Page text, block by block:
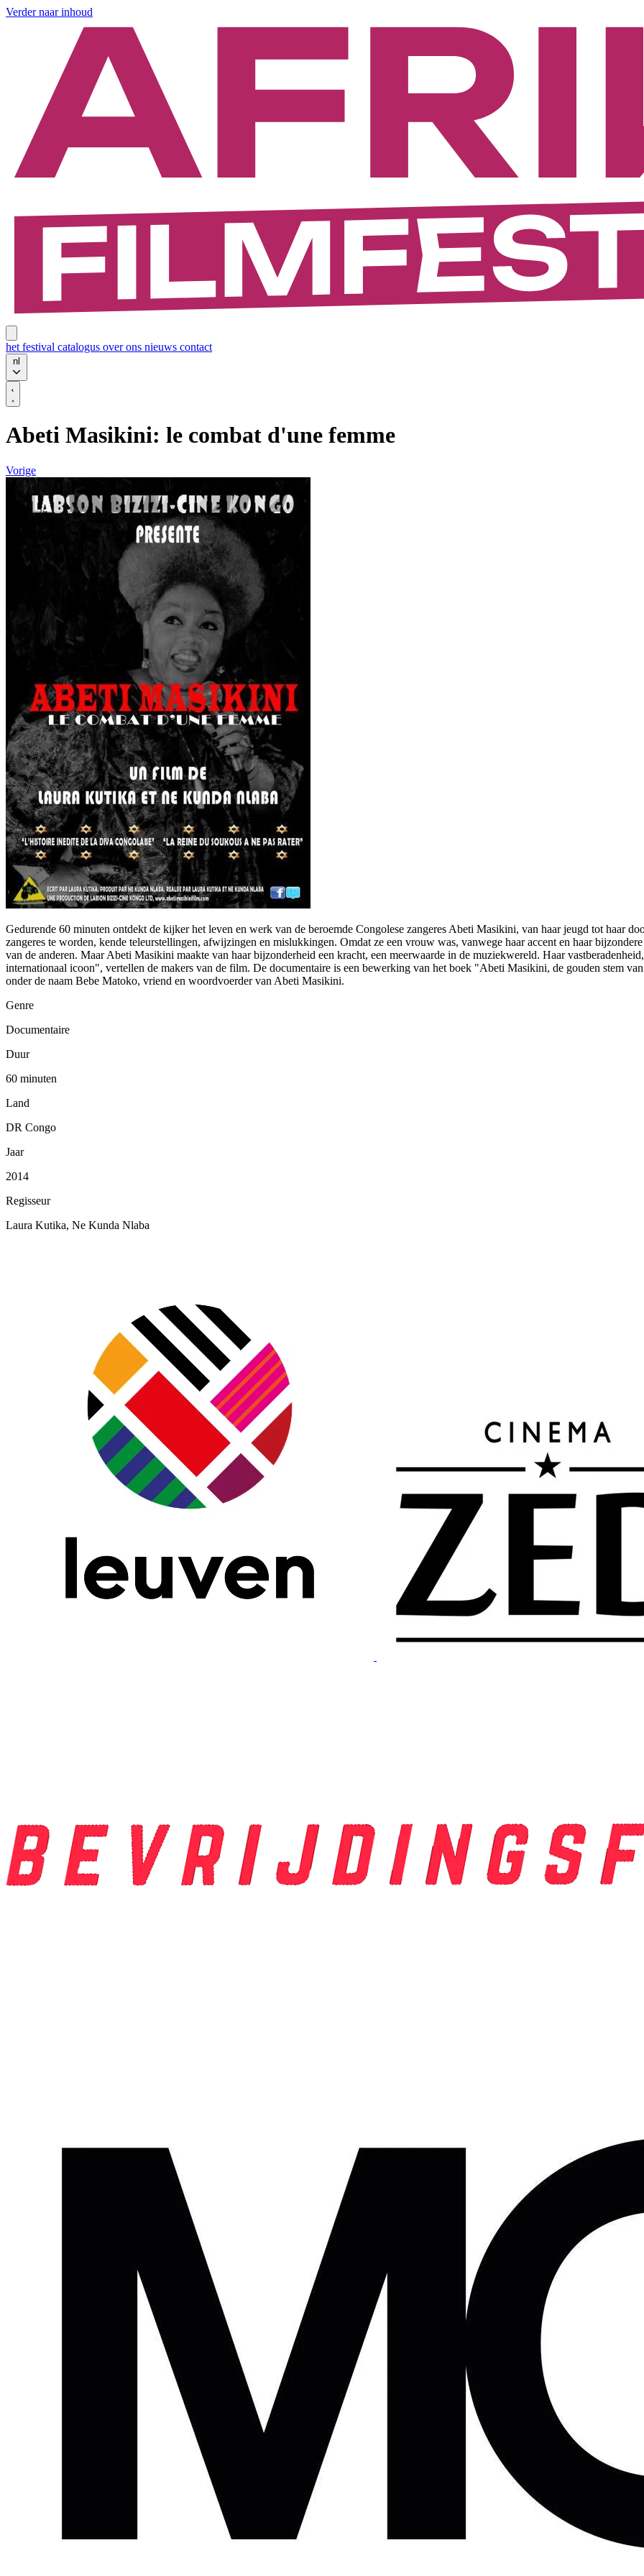
Verder naar inhoud
het festival catalogus over ons nieuws contact
nl
Abeti Masikini: le combat d'une femme
Vorige
Gedurende 60 minuten ontdekt de kijker het leven en werk van de beroemde Congolese zangeres Abeti Masikini, van haar jeugd tot haar
zangeres te worden, kende teleurstellingen, afwijzingen en mislukkingen. Omdat ze een vrouw was, vanwege haar accent en haar
van de anderen. Maar Abeti Masikini maakte van haar bijzonderheid een kracht, een meerwaarde in de muziekwereld. Haar
internationaal icoon", vertellen de makers van de film. De documentaire is een bewerking van het boek "Abeti Masikini, de gouden stem
onder de naam Bebe Matoko, vriend en woordvoerder van Abeti Masikini.
Genre
Documentaire
Duur
60 minuten
Land
DR Congo
Jaar
2014
Regisseur
Laura Kutika, Ne Kunda Nlaba